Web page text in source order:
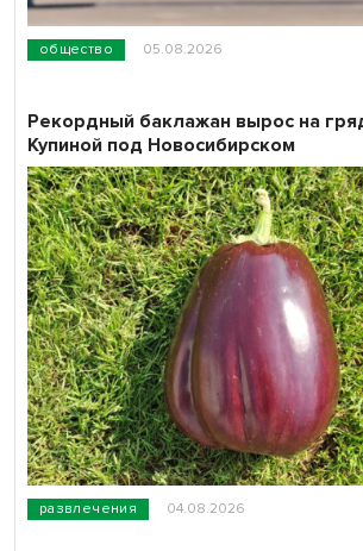
общество 05.08.2026
развлечения 04.08.2026
Рекордный баклажан вырос на
Купиной под Новосибирском